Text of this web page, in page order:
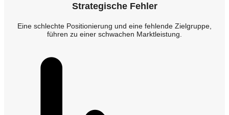
Strategische Fehler
Eine schlechte Positionierung und eine fehlende Zielgruppe,
führen zu einer schwachen Marktleistung.